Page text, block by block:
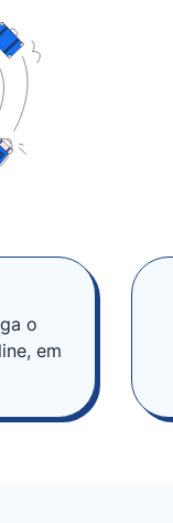
o
em